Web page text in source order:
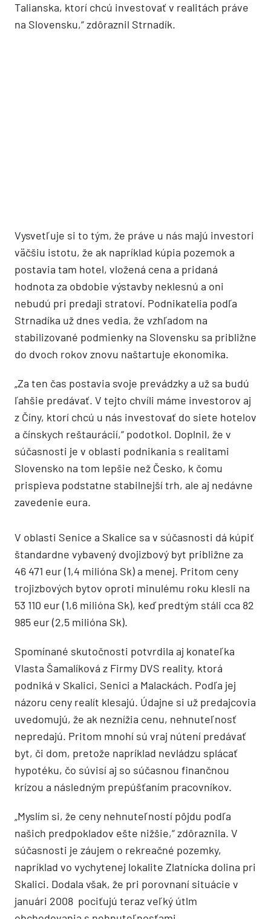
Talianska, ktorí chcú investovať v realitách práve
na Slovensku,“ zdôraznil Strnadík.
Vysvetľuje si to tým, že práve u nás majú investori
väčšiu istotu, že ak napríklad kúpia pozemok a
postavia tam hotel, vložená cena a pridaná
hodnota za obdobie výstavby neklesnú a oni
nebudú pri predaji stratoví. Podnikatelia podľa
Strnadíka už dnes vedia, že vzhľadom na
stabilizované podmienky na Slovensku sa približne
do dvoch rokov znovu naštartuje ekonomika.
„Za ten čas postavia svoje prevádzky a už sa budú
ľahšie predávať. V tejto chvíli máme investorov aj
z Číny, ktorí chcú u nás investovať do siete hotelov
a čínskych reštaurácií,“ podotkol. Doplnil, že v
súčasnosti je v oblasti podnikania s realitami
Slovensko na tom lepšie než Česko, k čomu
prispieva podstatne stabilnejší trh, ale aj nedávne
zavedenie eura.
V oblasti Senice a Skalice sa v súčasnosti dá kúpiť
štandardne vybavený dvojizbový byt približne za
46 471 eur (1,4 milióna Sk) a menej. Pritom ceny
trojizbových bytov oproti minulému roku klesli na
53 110 eur (1,6 milióna Sk), keď predtým stáli cca 82
985 eur (2,5 milióna Sk).
Spomínané skutočnosti potvrdila aj konateľka
Vlasta Šamalíková z Firmy DVS reality, ktorá
podniká v Skalici, Senici a Malackách. Podľa jej
názoru ceny realít klesajú. Údajne si už predajcovia
uvedomujú, že ak neznížia cenu, nehnuteľnosť
nepredajú. Pritom mnohí sú vraj nútení predávať
byt, či dom, pretože napríklad nevládzu splácať
hypotéku, čo súvisí aj so súčasnou finančnou
krízou a následným prepúšťaním pracovníkov.
„Myslím si, že ceny nehnuteľností pôjdu podľa
našich predpokladov ešte nižšie,“ zdôraznila. V
súčasnosti je záujem o rekreačné pozemky,
napríklad vo vychytenej lokalite Zlatnícka dolina pri
Skalici. Dodala však, že pri porovnaní situácie v
januári 2008 pociťujú teraz veľký útlm